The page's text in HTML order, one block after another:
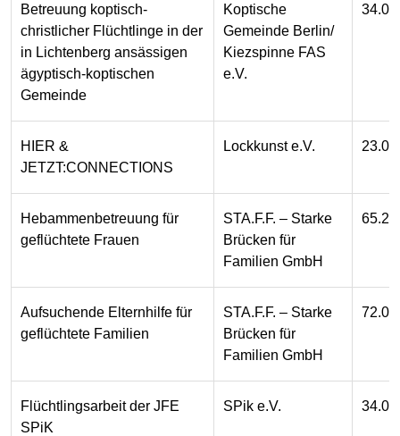
Betreuung koptisch-
christlicher Flüchtlinge in der
in Lichtenberg ansässigen
ägyptisch-koptischen
Gemeinde
Koptische
Gemeinde Berlin/
Kiezspinne FAS
e.V.
HIER &
JETZT:CONNECTIONS
Lockkunst e.V.
Hebammenbetreuung für
geflüchtete Frauen
STA.F.F. – Starke
Brücken für
Familien GmbH
Aufsuchende Elternhilfe für
geflüchtete Familien
STA.F.F. – Starke
Brücken für
Familien GmbH
Flüchtlingsarbeit der JFE
SPiK
SPik e.V.